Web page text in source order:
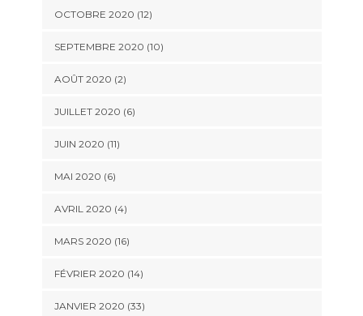
OCTOBRE 2020 (12)
SEPTEMBRE 2020 (10)
AOÛT 2020 (2)
JUILLET 2020 (6)
JUIN 2020 (11)
MAI 2020 (6)
AVRIL 2020 (4)
MARS 2020 (16)
FÉVRIER 2020 (14)
JANVIER 2020 (33)